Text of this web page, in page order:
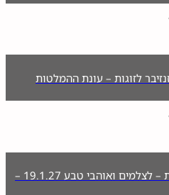
לזוגות – עונת ההמלטות
ספארי בטנזניה – עונת ההמלטות – לצלמים ואוהבי טבע 19.1.27 –